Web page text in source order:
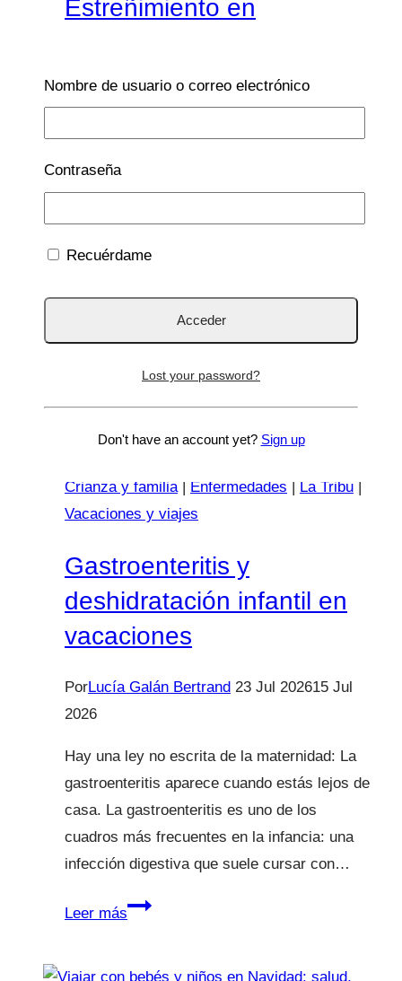
Estreñimiento en
Por Lucía Galán Bertrand 6 Ago 2026
A veces el verano trae estreñimiento. Porque
entre viajes, cambios de horarios, menos
qué…
Leer másEstreñimiento
Crianza y familia | Enfermedades | La Tribu |
Vacaciones y viajes
Gastroenteritis y
deshidratación infantil en
vacaciones
PorLucía Galán Bertrand 23 Jul 202615 Jul
2026
Hay una ley no escrita de la maternidad: La
gastroenteritis aparece cuando estás lejos de
casa. La gastroenteritis es uno de los
cuadros más frecuentes en la infancia: una
infección digestiva que suele cursar con…
Leer másGastroenteritis
Nombre de usuario o correo electrónico
Contraseña
Recuérdame
Lost your password?
Don't have an account yet? Sign up